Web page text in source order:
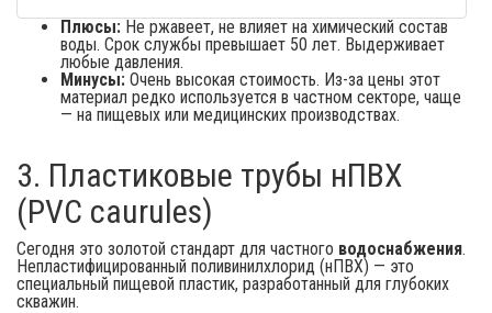
Плюсы: Не ржавеет, не влияет на химический состав
воды. Срок службы превышает 50 лет. Выдерживает
любые давления.
Минусы: Очень высокая стоимость. Из-за цены этот
материал редко используется в частном секторе, чаще
— на пищевых или медицинских производствах.
3. Пластиковые трубы нПВХ
(PVC caurules)
Сегодня это золотой стандарт для частного водоснабжения.
Непластифицированный поливинилхлорид (нПВХ) — это
специальный пищевой пластик, разработанный для глубоких
скважин.